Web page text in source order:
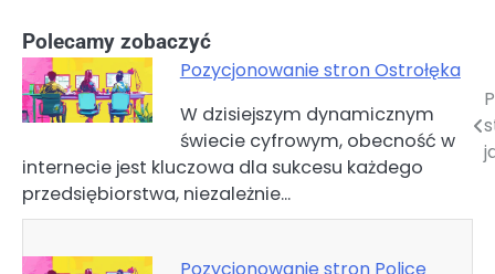
Polecamy zobaczyć
Pozycjonowanie stron Ostrołęka
W dzisiejszym dynamicznym
świecie cyfrowym, obecność w
internecie jest kluczowa dla sukcesu każdego
przedsiębiorstwa, niezależnie…
Nawigacja